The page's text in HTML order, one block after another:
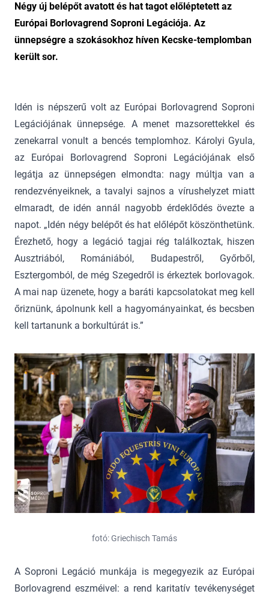
Négy új belépőt avatott és hat tagot előléptetett az
Európai Borlovagrend Soproni Legációja. Az
ünnepségre a szokásokhoz híven Kecske-templomban
került sor.
Idén is népszerű volt az Európai Borlovagrend Soproni
Legációjának ünnepsége. A menet mazsorettekkel és
zenekarral vonult a bencés templomhoz. Károlyi Gyula,
az Európai Borlovagrend Soproni Legációjának első
legátja az ünnepségen elmondta: nagy múltja van a
rendezvényeiknek, a tavalyi sajnos a vírushelyzet miatt
elmaradt, de idén annál nagyobb érdeklődés övezte a
napot. „Idén négy belépőt és hat előlépőt köszönthetünk.
Érezhető, hogy a legáció tagjai rég találkoztak, hiszen
Ausztriából, Romániából, Budapestről, Győrből,
Esztergomból, de még Szegedről is érkeztek borlovagok.
A mai nap üzenete, hogy a baráti kapcsolatokat meg kell
őriznünk, ápolnunk kell a hagyományainkat, és becsben
kell tartanunk a borkultúrát is.”
fotó: Griechisch Tamás
A Soproni Legáció munkája is megegyezik az Európai
Borlovagrend eszméivel: a rend karitatív tevékenységet